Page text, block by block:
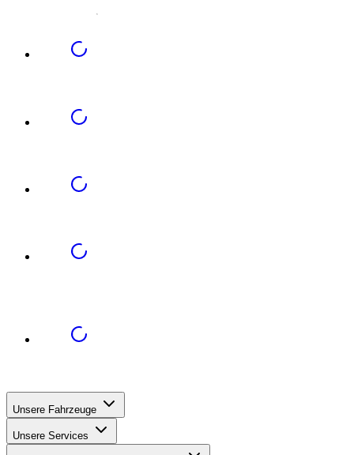
Unsere Fahrzeuge
Unsere Services